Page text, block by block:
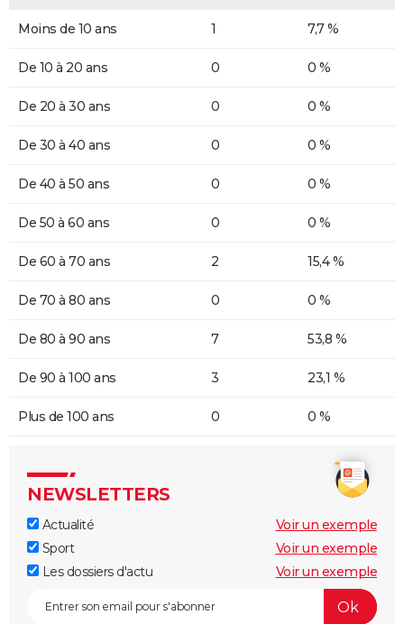
Moins de 10 ans 1 7,7 %
De 10 à 20 ans 0 0 %
De 20 à 30 ans 0 0 %
De 30 à 40 ans 0 0 %
De 40 à 50 ans 0 0 %
De 50 à 60 ans 0 0 %
De 60 à 70 ans 2 15,4 %
De 70 à 80 ans 0 0 %
De 80 à 90 ans 7 53,8 %
De 90 à 100 ans 3 23,1 %
Plus de 100 ans 0 0 %
NEWSLETTERS
Actualité
Voir un exemple
Sport
Voir un exemple
Les dossiers d'actu
Voir un exemple